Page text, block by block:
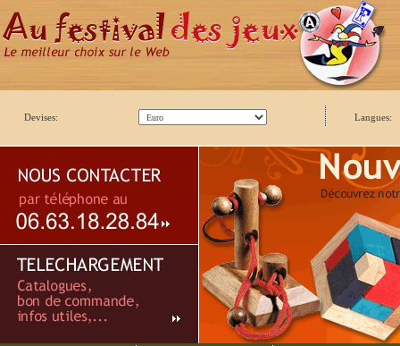
Devises: Langues: